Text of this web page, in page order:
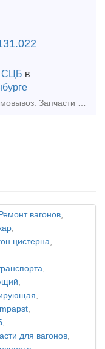
СЦБ в
Ремонт вагонов,
,
цистерна,
,
,
,
,
,
для вагонов,